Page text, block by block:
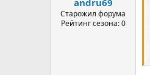
andru69
Старожил форума
Рейтинг сезона: 0